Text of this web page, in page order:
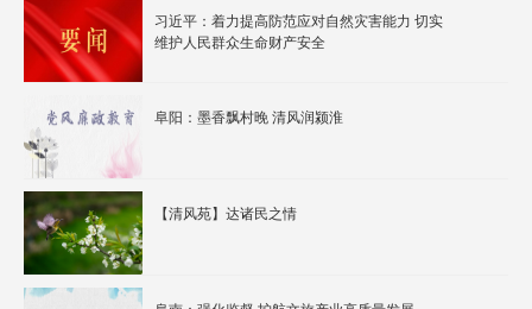
习近平：着力提高防范应对自然灾害能力 切实
维护人民群众生命财产安全
阜阳：墨香飘村晚 清风润颍淮
【清风苑】达诸民之情